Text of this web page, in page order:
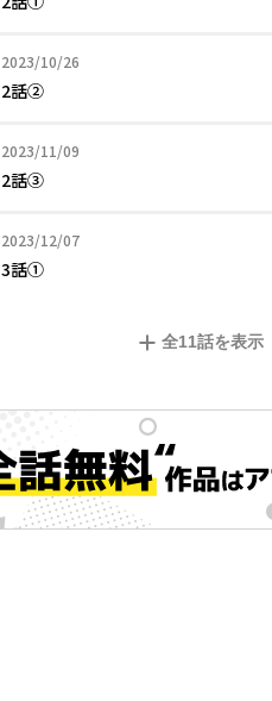
2023/10/26
2023年10月26日
2話②
2023/11/09
2023年11月09日
2話③
2023/12/07
2023年12月07日
3話①
全11話を表示